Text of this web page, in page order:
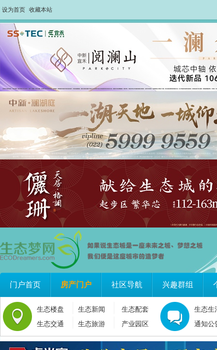
设为首页 收藏本站
门户首页 房产门户 社区导航 兴趣群组
生态楼盘 生态新闻
生态配套
生态交通
生态旅游 产业园区
生态生
通知公